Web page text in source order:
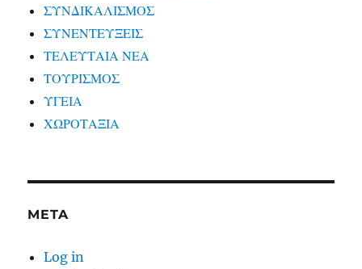
ΣΥΝΔΙΚΑΛΙΣΜΟΣ
ΣΥΝΕΝΤΕΥΞΕΙΣ
ΤΕΛΕΥΤΑΙΑ ΝΕΑ
ΤΟΥΡΙΣΜΟΣ
ΥΓΕΙΑ
ΧΩΡΟΤΑΞΙΑ
META
Log in